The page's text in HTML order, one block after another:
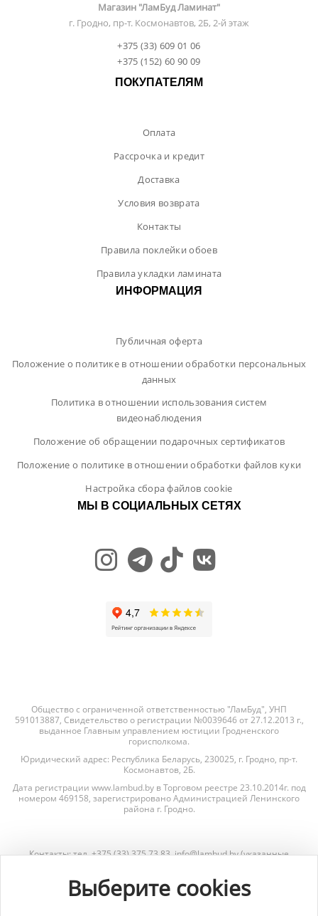
Магазин "ЛамБуд Ламинат"
г. Гродно, пр-т. Космонавтов, 2Б, 2-й этаж
+375 (33) 609 01 06
+375 (152) 60 90 09
ПОКУПАТЕЛЯМ
Оплата
Рассрочка и кредит
Доставка
Условия возврата
Контакты
Правила поклейки обоев
Правила укладки ламината
ИНФОРМАЦИЯ
Публичная оферта
Положение о политике в отношении обработки персональных
данных
Политика в отношении использования систем
видеонаблюдения
Положение об обращении подарочных сертификатов
Положение о политике в отношении обработки файлов куки
Настройка сбора файлов cookie
МЫ В СОЦИАЛЬНЫХ СЕТЯХ
Общество с ограниченной ответственностью "ЛамБуд", УНП
591013887, Свидетельство о регистрации №0039646 от 27.12.2013 г.,
выданное Главным управлением юстиции Гродненского
горисполкома.
Юридический адрес: Республика Беларусь, 230025, г. Гродно, пр-т.
Космонавтов, 2Б.
Дата регистрации www.lambud.by в Торговом реестре 23.10.2014г. под
номером 469158, зарегистрировано Администрацией Ленинского
района г. Гродно.
Контакты: тел. +375 (33) 375 73 83, info@lambud.by (указанные
Контакты Отдела торговли и услуг Гродненского горисполкома для
рассмотрения обращений покупателей: тел. +375 (152) 62-69-67, +375
Выберите cookies